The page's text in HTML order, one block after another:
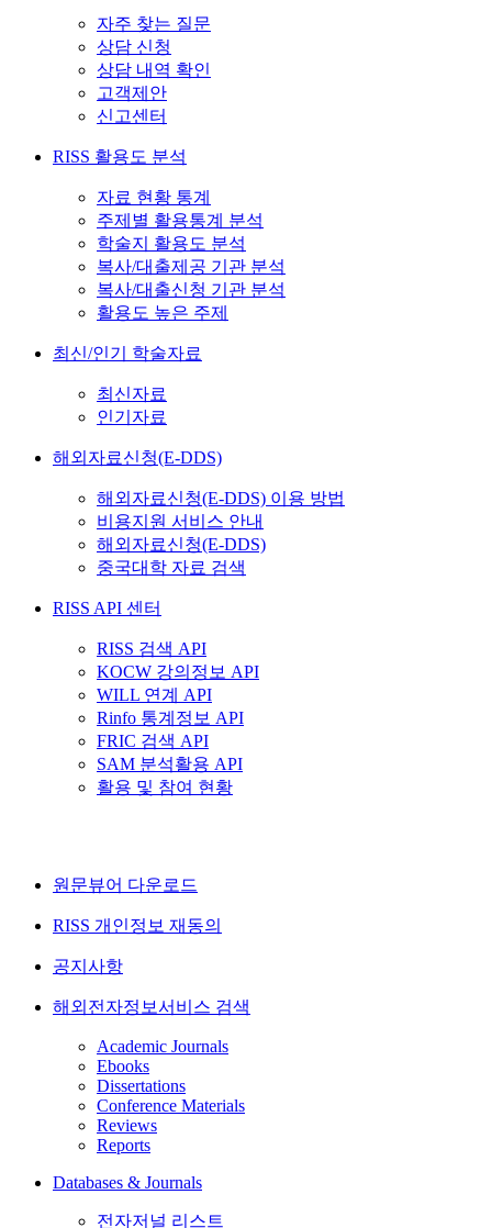
자주 찾는 질문
상담 신청
상담 내역 확인
고객제안
신고센터
RISS 활용도 분석
자료 현황 통계
주제별 활용통계 분석
학술지 활용도 분석
복사/대출제공 기관 분석
복사/대출신청 기관 분석
활용도 높은 주제
최신/인기 학술자료
최신자료
인기자료
해외자료신청(E-DDS)
해외자료신청(E-DDS) 이용 방법
비용지원 서비스 안내
해외자료신청(E-DDS)
중국대학 자료 검색
RISS API 센터
RISS 검색 API
KOCW 강의정보 API
WILL 연계 API
Rinfo 통계정보 API
FRIC 검색 API
SAM 분석활용 API
활용 및 참여 현황
원문뷰어 다운로드
RISS 개인정보 재동의
공지사항
해외전자정보서비스 검색
Academic Journals
Ebooks
Dissertations
Conference Materials
Reviews
Reports
Databases & Journals
전자저널 리스트